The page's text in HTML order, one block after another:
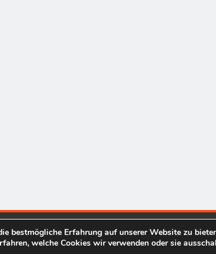
informationen.com 2026. Powered By
bestmögliche Erfahrung auf unserer Website zu
welche Cookies wir verwenden oder sie